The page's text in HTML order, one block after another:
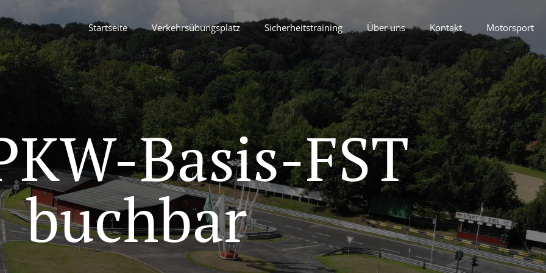
Startseite Verkehrsübungsplatz Sicherheitstraining Über uns Kontakt Motorsport
Basis-FST
buchbar